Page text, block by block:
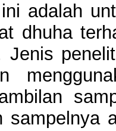
adalah
dhuha
Jenis
sampelnya